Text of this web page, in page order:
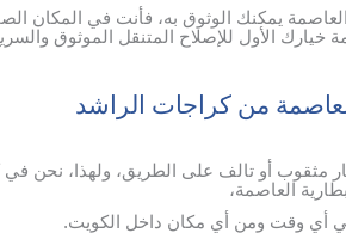
يمكنك الوثوق به، فأنت في المكان
خيارك الأول للإصلاح المتنقل الموثوق
من كراجات الراشد
مثقوب أو تالف على الطريق، ولهذا، نحن في
العاصمة،
أي وقت ومن أي مكان داخل الكويت.